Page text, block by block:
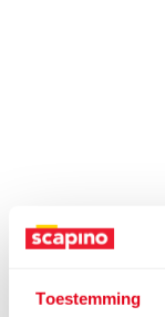
Toestemming